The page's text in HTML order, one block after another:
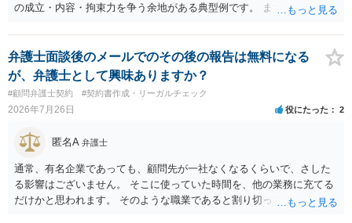
の成立・内容・拘束力を争う余地がある典型例です。 まずは、運営と
みてはいかがでしょうか。 また同時並行で（もしまだされていないの
であれば）書面で退所意思の明確化はしておくべきだと考えます。
弁護士面談後のメールでのその後の報告は無料になる
が、弁護士として興味ありますか？
#顧問弁護士契約 #契約書作成・リーガルチェック
2026年7月26日 役にたった 2
匿名A 弁護士
通常、有名企業であっても、顧問先が一社なくなるくらいで、さした
る影響はございません。 そこに使っていた時間を、他の業務に充てる
だけかと思われます。 そのような職業であると割り切ってご相談され